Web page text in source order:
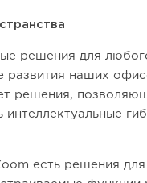
решения для
развития наших
решения,
интеллектуальные
есть решения